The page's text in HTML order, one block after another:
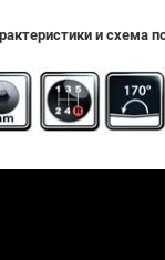
и схема